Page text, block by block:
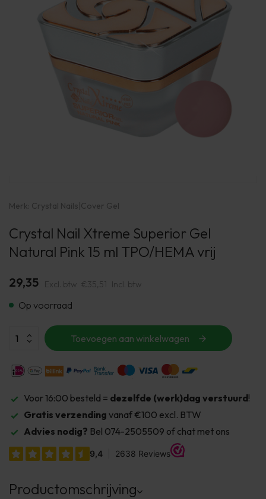
Merk: Crystal Nails|Cover Gel
Crystal Nail Xtreme Superior Gel
Natural Pink 15 ml TPO/HEMA vrij
29,35 Excl. btw €35,51 Incl. btw
Op voorraad
Toevoegen aan winkelwagen
Voor 16:00 besteld = dezelfde (werk)dag verstuurd!
Gratis verzending vanaf €100 excl. BTW
Advies nodig? Bel 074-2505509 of chat met ons
Productomschrijving